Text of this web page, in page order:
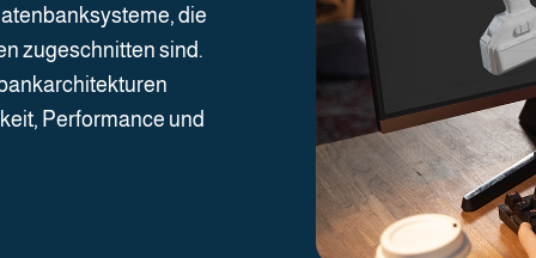
die
zugeschnitten sind.
Performance und